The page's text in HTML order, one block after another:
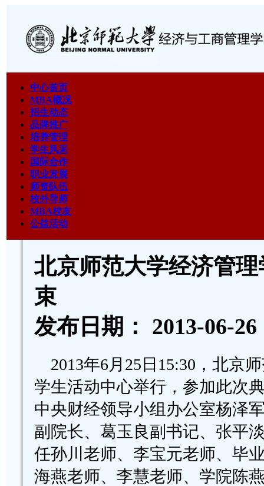
中心首页
MBA概况
招生动态
品牌推广
培养管理
学生风采
国际合作
职业发展
师资队伍
校外导师
MBA校友
公益活动
北京师范大学经济管
束
发布日期： 2013-06-
2013年6月25日15:30，北京
学生活动中心举行，参加此次
中央财经领导小组办公室杨泽
副院长、葛玉良副书记、张平
任孙川老师、李宝元老师、毕
海燕老师、李慧老师、学院陈